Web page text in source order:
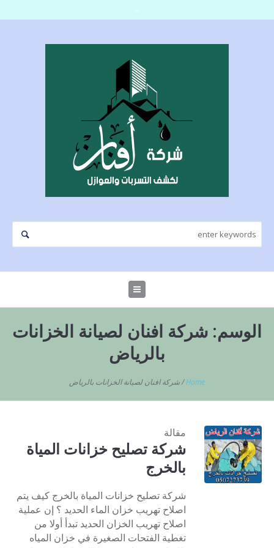
الوسم: شركة افنان لصيانة الخزانات
بالرياض
Home
/شركة افنان لصيانة الخزانات بالرياض
مقالة
شركة تصليح خزانات المياة
بالخرج
شركة تصليح خزانات المياة بالخرج كيف يتم
اصلاح تهريب خزان الماء الحديد ؟ إن عملية
اصلاح تهريب الخزان الحديد تبدأ أولا من
تغطية الفتحات الصغيرة في خزان المياه